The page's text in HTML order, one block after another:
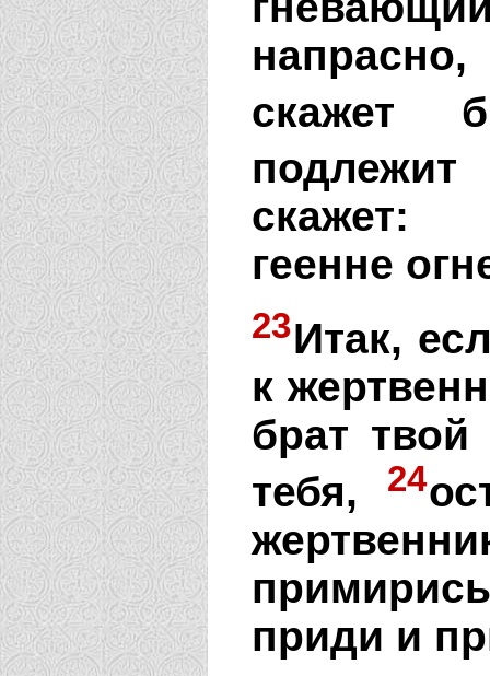
скажет
скажет:
геенне
23Итак,
к
брат твой
тебя,
24
приди и